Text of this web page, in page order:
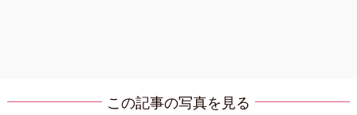
この記事の写真を見る